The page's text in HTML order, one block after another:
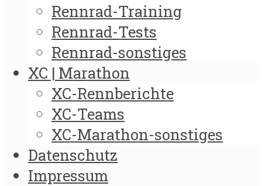
Rennrad-Training
Rennrad-Tests
Rennrad-sonstiges
XC | Marathon
XC-Rennberichte
XC-Teams
XC-Marathon-sonstiges
Datenschutz
Impressum